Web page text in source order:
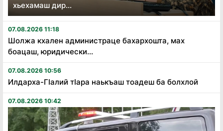
хьехамаш дир...
07.08.2026 11:18
Шолжа кхален администраце бахархошта, мах
боацаш, юридически...
07.08.2026 10:56
Илдарха-Гӏалий тӏара наькъаш тоадеш ба болхлой
07.08.2026 10:42